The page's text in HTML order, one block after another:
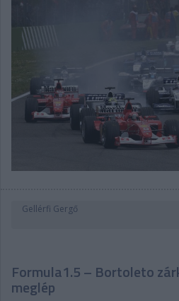
Gellérfi Gergő
Formula1.5 – Bortoleto
meglép